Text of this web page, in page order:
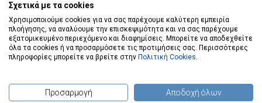
© 2020 - 2026 katiginetai.gr All Rights Reserved.
Σχετικά με τα cookies
Χρησιμοποιούμε cookies για να σας παρέχουμε καλύτερη εμπειρία
πλοήγησης, να αναλύουμε την επισκεψιμότητα και να σας παρέχουμε
εξατομικευμένο περιεχόμενο και διαφημίσεις. Μπορείτε να αποδεχθείτε
όλα τα cookies ή να προσαρμόσετε τις προτιμήσεις σας. Περισσότερες
πληροφορίες μπορείτε να βρείτε στην Πολιτική Cookies.
Προσαρμογή Αποδοχή όλων